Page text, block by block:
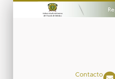
Contacto